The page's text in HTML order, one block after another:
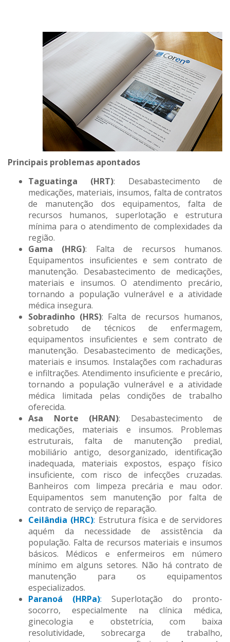
Principais problemas apontados
Taguatinga (HRT): Desabastecimento de
medicações, materiais, insumos, falta de contratos
de manutenção dos equipamentos, falta de
recursos humanos, superlotação e estrutura
mínima para o atendimento de complexidades da
região.
Gama (HRG): Falta de recursos humanos.
Equipamentos insuficientes e sem contrato de
manutenção. Desabastecimento de medicações,
materiais e insumos. O atendimento precário,
tornando a população vulnerável e a atividade
médica insegura.
Sobradinho (HRS): Falta de recursos humanos,
sobretudo de técnicos de enfermagem,
equipamentos insuficientes e sem contrato de
manutenção. Desabastecimento de medicações,
materiais e insumos. Instalações com rachaduras
e infiltrações. Atendimento insuficiente e precário,
tornando a população vulnerável e a atividade
médica limitada pelas condições de trabalho
oferecida.
Asa Norte (HRAN): Desabastecimento de
medicações, materiais e insumos. Problemas
estruturais, falta de manutenção predial,
mobiliário antigo, desorganizado, identificação
inadequada, materiais expostos, espaço físico
insuficiente, com risco de infecções cruzadas.
Banheiros com limpeza precária e mau odor.
Equipamentos sem manutenção por falta de
contrato de serviço de reparação.
Ceilândia (HRC): Estrutura física e de servidores
aquém da necessidade de assistência da
população. Falta de recursos materiais e insumos
básicos. Médicos e enfermeiros em número
mínimo em alguns setores. Não há contrato de
manutenção para os equipamentos
especializados.
Paranoá (HRPa): Superlotação do pronto-
socorro, especialmente na clínica médica,
ginecologia e obstetrícia, com baixa
resolutividade, sobrecarga de trabalho,